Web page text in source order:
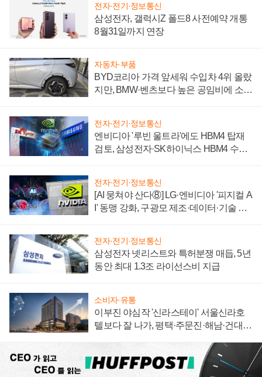
전자·전기·정보통신
삼성전자, 갤럭시Z 폴드8 사전예약 개통
8월31일까지 연장
자동차·부품
BYD코리아 가격 앞세워 수입차 4위 올랐
지만, BMW·벤츠보다 높은 공임비에 소비
전자·전기·정보통신
엔비디아 '루빈 울트라'에도 HBM4 탑재
검토, 삼성전자·SK하이닉스 HBM4 수율
전자·전기·정보통신
[AI 뭉쳐야 산다⑧] LG·엔비디아 '피지컬 A
I' 동맹 강화, 구광모 제조·데이터·기술 결
전자·전기·정보통신
삼성전자 넷리스트와 특허분쟁 매듭, 5년
동안 최대 1.3조 라이선스비 지급
소비자·유통
이부진 야심작 '신라스테이' 서울신라호
텔보다 잘 나가, 평택·주문진·해남·건대로